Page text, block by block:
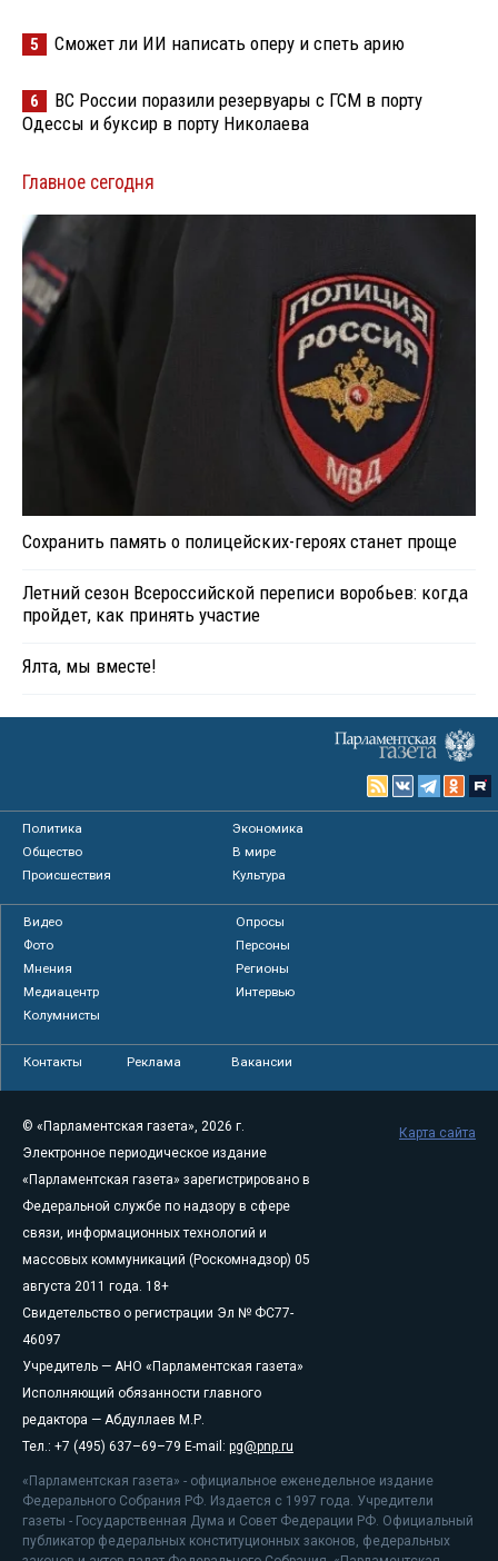
5 Сможет ли ИИ написать оперу и спеть арию
6
ВС России поразили резервуары с ГСМ в порту
Одессы и буксир в порту Николаева
Главное сегодня
Сохранить память о полицейских-героях станет проще
Летний сезон Всероссийской переписи воробьев: когда
пройдет, как принять участие
Ялта, мы вместе!
Политика
Экономика
Общество
В мире
Происшествия
Культура
Видео
Опросы
Фото
Персоны
Мнения
Регионы
Медиацентр
Интервью
Колумнисты
Контакты Реклама Вакансии
© «Парламентская газета», 2026 г.
Электронное периодическое издание
«Парламентская газета» зарегистрировано в
Федеральной службе по надзору в сфере
связи, информационных технологий и
массовых коммуникаций (Роскомнадзор) 05
августа 2011 года. 18+
Свидетельство о регистрации Эл № ФС77-
46097
Учредитель — АНО «Парламентская газета»
Исполняющий обязанности главного
редактора — Абдуллаев М.Р.
Тел.: +7 (495) 637–69–79 E-mail: pg@pnp.ru
«Парламентская газета» - официальное еженедельное издание
Федерального Собрания РФ. Издается с 1997 года. Учредители
газеты - Государственная Дума и Совет Федерации РФ. Официальный
публикатор федеральных конституционных законов, федеральных
Карта сайта